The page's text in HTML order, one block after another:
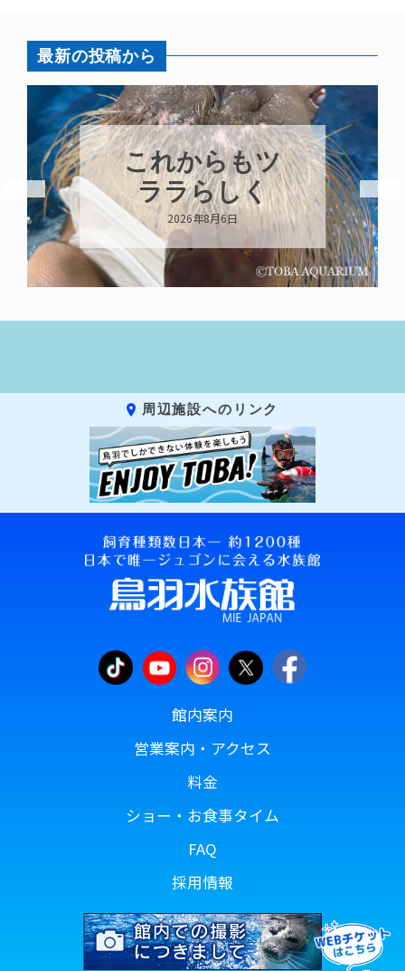
最新の投稿から
ハロー’s
Birthday!!!
2026年8月6日
周辺施設へのリンク
館内案内
営業案内・アクセス
料金
ショー・お食事タイム
FAQ
採用情報